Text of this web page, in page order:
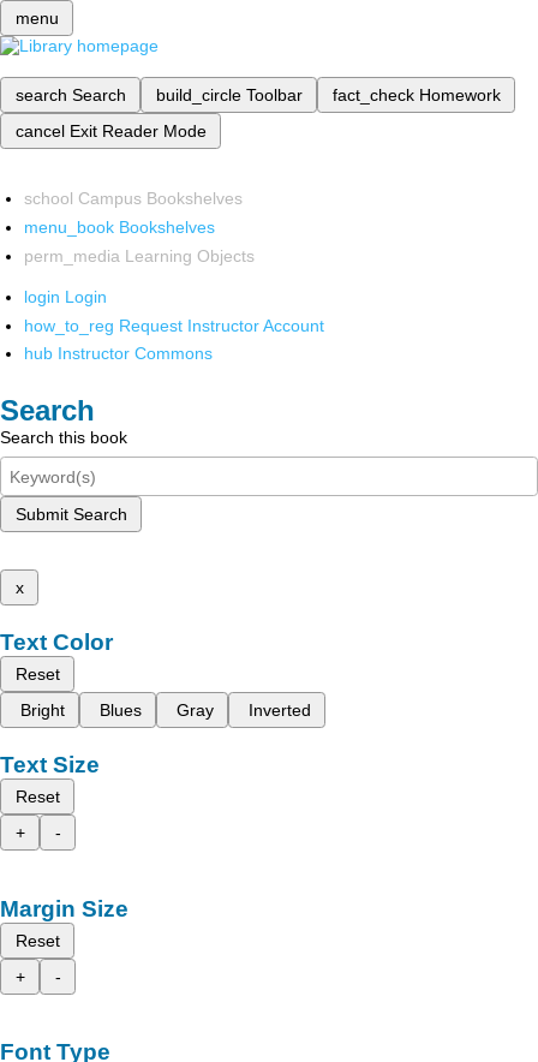
menu
search Search build_circle Toolbar fact_check Homework
cancel Exit Reader Mode
school Campus Bookshelves
menu_book Bookshelves
perm_media Learning Objects
login Login
how_to_reg Request Instructor Account
hub Instructor Commons
Search
Search this book
Submit Search
x
Text Color
Reset
Bright
Blues Gray Inverted
Text Size
Reset
+
-
Margin Size
Reset
+
-
Font Type